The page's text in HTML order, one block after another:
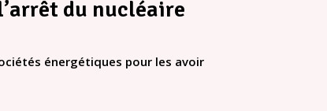
du nucléaire
énergétiques pour les avoir